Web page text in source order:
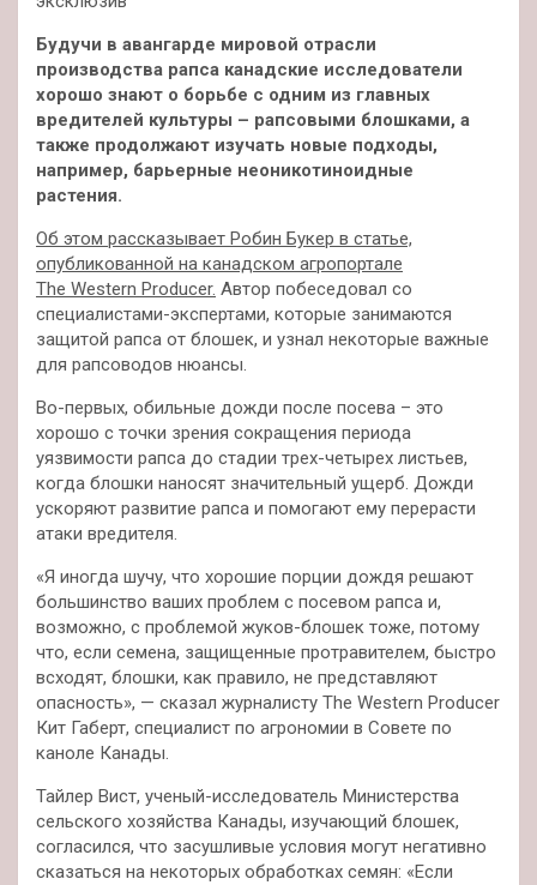
Будучи в авангарде мировой отрасли
производства рапса канадские исследователи
хорошо знают о борьбе с одним из главных
вредителей культуры – рапсовыми блошками, а
также продолжают изучать новые подходы,
например, барьерные неоникотиноидные
растения.
Об этом рассказывает Робин Букер в статье,
опубликованной на канадском агропортале
The Western Рroducer. Автор побеседовал со
специалистами-экспертами, которые занимаются
защитой рапса от блошек, и узнал некоторые важные
для рапсоводов нюансы.
Во-первых, обильные дожди после посева – это
хорошо с точки зрения сокращения периода
уязвимости рапса до стадии трех-четырех листьев,
когда блошки наносят значительный ущерб. Дожди
ускоряют развитие рапса и помогают ему перерасти
атаки вредителя.
«Я иногда шучу, что хорошие порции дождя решают
большинство ваших проблем с посевом рапса и,
возможно, с проблемой жуков-блошек тоже, потому
что, если семена, защищенные протравителем, быстро
всходят, блошки, как правило, не представляют
опасность», — сказал журналисту The Western Рroducer
Кит Габерт, специалист по агрономии в Совете по
каноле Канады.
Тайлер Вист, ученый-исследователь Министерства
сельского хозяйства Канады, изучающий блошек,
согласился, что засушливые условия могут негативно
сказаться на некоторых обработках семян: «Если